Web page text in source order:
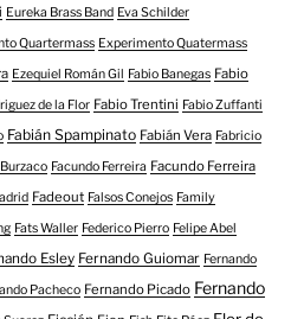
Eureka Brass Band Eva Schilder
Quartermass Experimento Quatermass
Ezequiel Román Gil Fabio Banegas Fabio
de la Flor Fabio Trentini Fabio Zuffanti
Fabián Spampinato Fabián Vera Fabricio
Facundo Ferreira Facundo Ferreira
Fadeout Falsos Conejos Family
Fats Waller Federico Pierro Felipe Abel
Esley Fernando Guiomar Fernando
Pacheco Fernando Picado Fernando